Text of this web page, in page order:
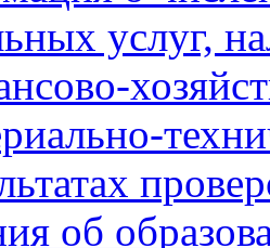
услуг,
об